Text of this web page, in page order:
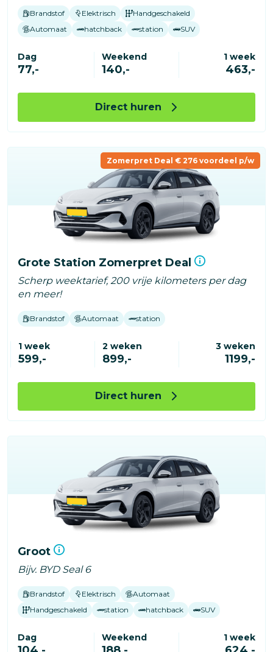
Brandstof Elektrisch
Handgeschakeld
Automaat
hatchback station SUV
Dag
77,-
Weekend
140,-
1 week
463,-
Direct huren
Zomerpret Deal € 276 voordeel p/w
Grote Station Zomerpret Deal
Scherp weektarief, 200 vrije kilometers per dag
en meer!
Brandstof Automaat station
1 week
599,-
2 weken
899,-
3 weken
1199,-
Direct huren
Groot
Bijv. BYD Seal 6
Brandstof Elektrisch
Automaat
Handgeschakeld
station hatchback SUV
Dag Weekend 1 week